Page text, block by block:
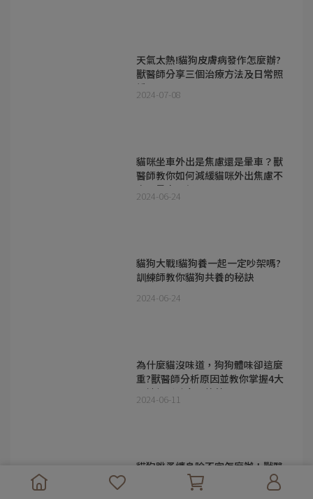
天氣太熱!貓狗皮膚病發作怎麼辦?
獸醫師分享三個治療方法及日常照
護
2024-07-08
貓咪坐車外出是焦慮還是暈車？獸
醫師教你如何減緩貓咪外出焦慮不
安及暈車不舒服
2024-06-24
貓狗大戰!貓狗養一起一定吵架嗎?
訓練師教你貓狗共養的秘訣
2024-06-24
為什麼貓沒味道，狗狗體味卻這麼
重?獸醫師分析原因並教你掌握4大
關鍵輕鬆除臭又抗菌!
2024-06-11
貓狗跳蚤纏身除不完怎麼辦！獸醫
師告訴你跳蚤症狀及除蚤教戰守則